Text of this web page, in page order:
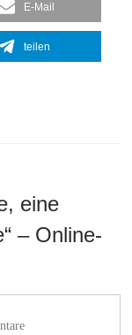
E-Mail
teilen
eine
– Online-